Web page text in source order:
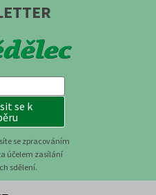
se k
se zpracováním
účelem zasílání
sdělení.